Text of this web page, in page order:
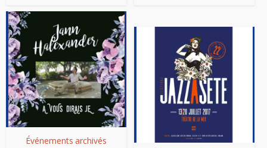
Événements archivés